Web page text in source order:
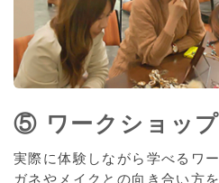
⑤ ワークショップ
実際に体験しながら学べるワ
ガネやメイクとの向き合い方